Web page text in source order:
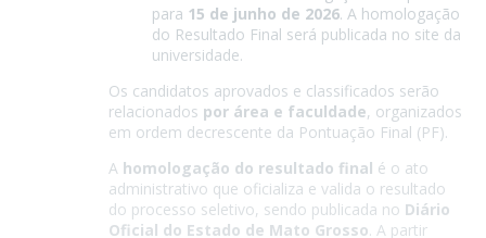
para 15 de junho de 2026. A homologação
do Resultado Final será publicada no site da
universidade.
Os candidatos aprovados e classificados serão
relacionados por área e faculdade, organizados
em ordem decrescente da Pontuação Final (PF).
A homologação do resultado final é o ato
administrativo que oficializa e valida o resultado
do processo seletivo, sendo publicada no Diário
Oficial do Estado de Mato Grosso. A partir